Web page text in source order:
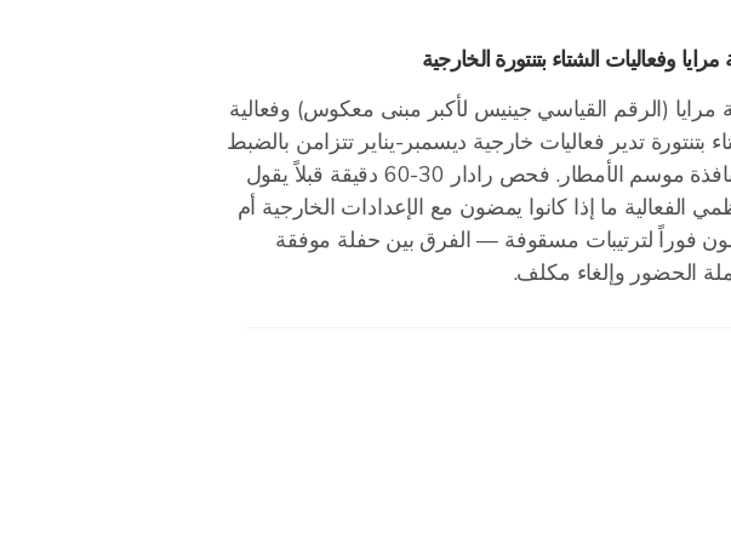
وفعاليات الشتاء بتنتورة الخارجية
مرايا (الرقم القياسي جينيس لأكبر مبنى معكوس) وفعالية
بتنتورة تدير فعاليات خارجية ديسمبر-يناير تتزامن بالضبط
مع نافذة موسم الأمطار. فحص رادار 30-60 دقيقة قبلاً يقول
الفعالية ما إذا كانوا يمضون مع الإعدادات الخارجية أم
فوراً لترتيبات مسقوفة — الفرق بين حفلة موفقة
الحضور وإلغاء مكلف.